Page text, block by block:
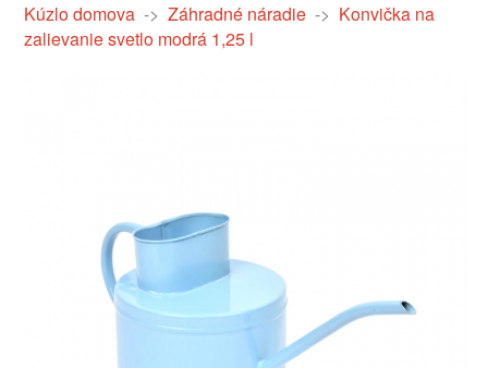
Kúzlo domova-> Záhradné náradie-> Konvička na
zalievanie svetlo modrá 1,25 l